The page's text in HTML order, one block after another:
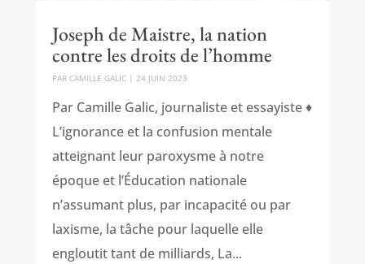
Joseph de Maistre, la nation
contre les droits de l’homme
PAR CAMILLE GALIC| 24 JUIN 2023
Par Camille Galic, journaliste et essayiste ♦
L’ignorance et la confusion mentale
atteignant leur paroxysme à notre
époque et l’Éducation nationale
n’assumant plus, par incapacité ou par
laxisme, la tâche pour laquelle elle
engloutit tant de milliards, La...